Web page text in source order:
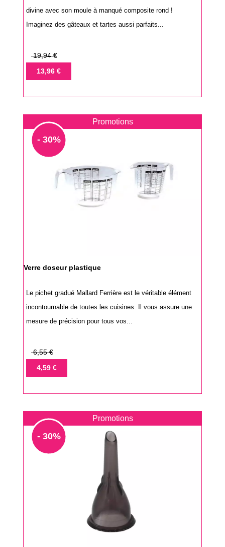
divine avec son moule à manqué composite rond !
Imaginez des gâteaux et tartes aussi parfaits...
Prix
base
19,94 €
Prix13,96 €
Promotions
- 30%
Verre doseur plastique
Le pichet gradué Mallard Ferrière est le véritable élément
incontournable de toutes les cuisines. Il vous assure une
mesure de précision pour tous vos...
Prix
base
6,55 €
Prix4,59 €
Promotions
- 30%